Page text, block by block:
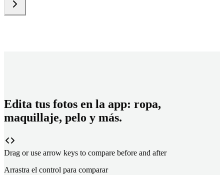
Edita tus fotos en la app: ropa,
maquillaje, pelo y más.
Drag or use arrow keys to compare before and after
Arrastra el control para comparar